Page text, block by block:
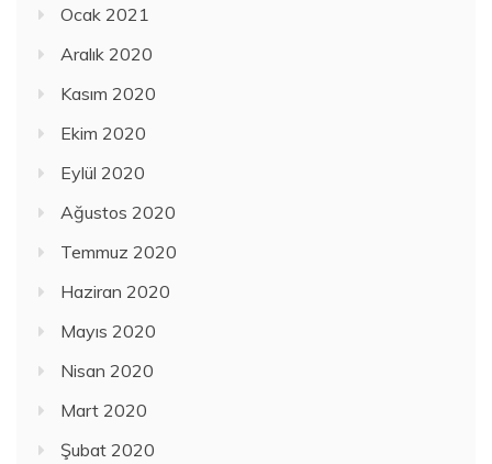
Ocak 2021
Aralık 2020
Kasım 2020
Ekim 2020
Eylül 2020
Ağustos 2020
Temmuz 2020
Haziran 2020
Mayıs 2020
Nisan 2020
Mart 2020
Şubat 2020